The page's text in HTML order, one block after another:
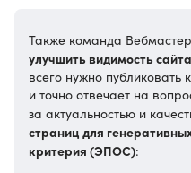
Также команда
улучшить видимость сайта
всего нужно публиковать
и точно отвечает на
за актуальностью и
страниц для
критерия (ЭПОС):